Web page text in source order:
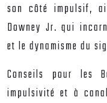
son côté impulsif,
Downey Jr. qui
et le dynamisme du
Conseils pour les
impulsivité et à